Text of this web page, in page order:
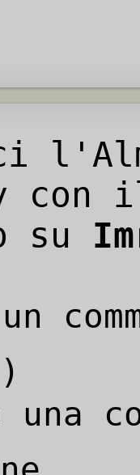
con
su
una